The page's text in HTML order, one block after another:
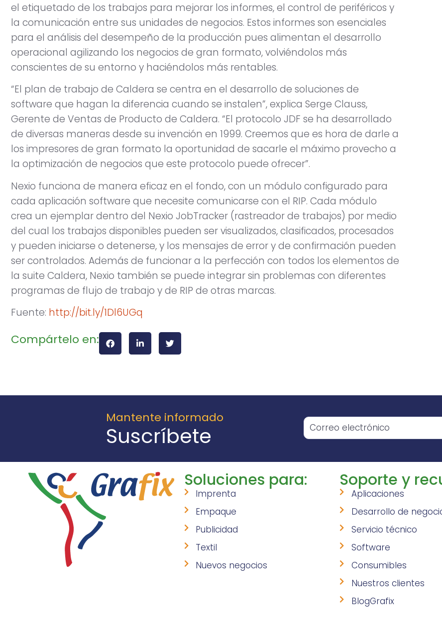
el etiquetado de los trabajos para mejorar los informes, el control de periféricos y
la comunicación entre sus unidades de negocios. Estos informes son esenciales
para el análisis del desempeño de la producción pues alimentan el desarrollo
operacional agilizando los negocios de gran formato, volviéndolos más
conscientes de su entorno y haciéndolos más rentables.
“El plan de trabajo de Caldera se centra en el desarrollo de soluciones de
software que hagan la diferencia cuando se instalen”, explica Serge Clauss,
Gerente de Ventas de Producto de Caldera. “El protocolo JDF se ha desarrollado
de diversas maneras desde su invención en 1999. Creemos que es hora de darle a
los impresores de gran formato la oportunidad de sacarle el máximo provecho a
la optimización de negocios que este protocolo puede ofrecer”.
Nexio funciona de manera eficaz en el fondo, con un módulo configurado para
cada aplicación software que necesite comunicarse con el RIP. Cada módulo
crea un ejemplar dentro del Nexio JobTracker (rastreador de trabajos) por medio
del cual los trabajos disponibles pueden ser visualizados, clasificados, procesados
y pueden iniciarse o detenerse, y los mensajes de error y de confirmación pueden
ser controlados. Además de funcionar a la perfección con todos los elementos de
la suite Caldera, Nexio también se puede integrar sin problemas con diferentes
programas de flujo de trabajo y de RIP de otras marcas.
Fuente: http://bit.ly/1Dl6UGq
Compártelo en:
Mantente informado
Suscríbete
Soluciones para:
Imprenta
Empaque
Publicidad
Textil
Nuevos negocios
Soporte y
Aplicaciones
Desarrollo de
Servicio técnico
Software
Consumibles
Nuestros clientes
BlogGrafix